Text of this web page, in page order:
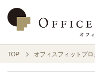
TOP オフィスフィットブロ